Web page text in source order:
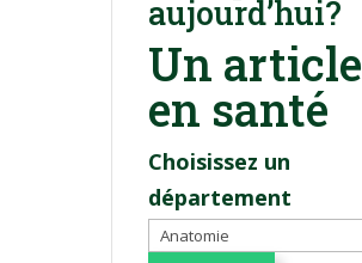
aujourd’hui?
Un article
en santé
Choisissez un
département